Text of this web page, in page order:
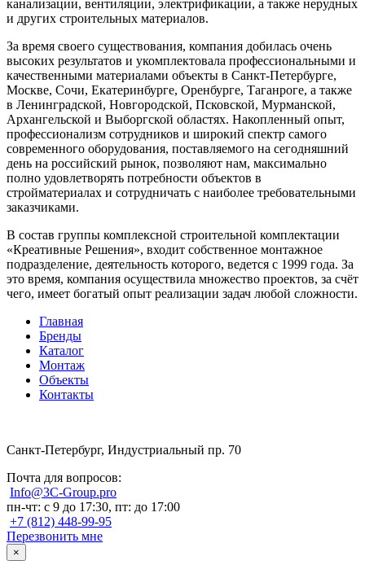
канализации, вентиляции, электрификации, а также нерудных
и других строительных материалов.
За время своего существования, компания добилась очень
высоких результатов и укомплектовала профессиональными и
качественными материалами объекты в Санкт-Петербурге,
Москве, Сочи, Екатеринбурге, Оренбурге, Таганроге, а также
в Ленинградской, Новгородской, Псковской, Мурманской,
Архангельской и Выборгской областях. Накопленный опыт,
профессионализм сотрудников и широкий спектр самого
современного оборудования, поставляемого на сегодняшний
день на российский рынок, позволяют нам, максимально
полно удовлетворять потребности объектов в
стройматериалах и сотрудничать с наиболее требовательными
заказчиками.
В состав группы комплексной строительной комплектации
«Креативные Решения», входит собственное монтажное
подразделение, деятельность которого, ведется с 1999 года. За
это время, компания осуществила множество проектов, за счёт
чего, имеет богатый опыт реализации задач любой сложности.
Главная
Бренды
Каталог
Монтаж
Объекты
Контакты
Санкт-Петербург, Индустриальный пр. 70
Почта для вопросов:
Info@3C-Group.pro
пн-чт: с 9 до 17:30, пт: до 17:00
+7 (812) 448-99-95
Перезвонить мне
×